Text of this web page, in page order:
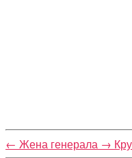
← Жена генерала →